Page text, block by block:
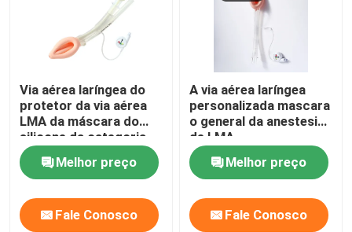
Via aérea laríngea do
protetor da via aérea
LMA da máscara do
silicone da categoria
médica
Melhor preço
Fale Conosco
A via aérea laríngea
personalizada mascara
o general da anestesia
de LMA
Melhor preço
Fale Conosco